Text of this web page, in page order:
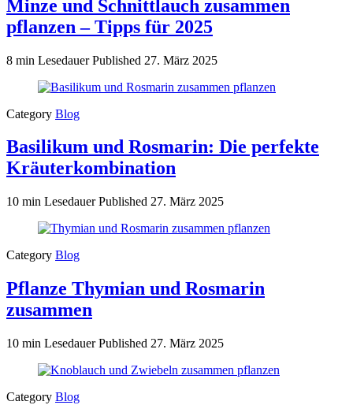
Minze und Schnittlauch zusammen
pflanzen – Tipps für 2025
8 min LesedauerPublished 27. März 2025
Category Blog
Basilikum und Rosmarin: Die perfekte
Kräuterkombination
10 min LesedauerPublished 27. März 2025
Category Blog
Pflanze Thymian und Rosmarin
zusammen
10 min LesedauerPublished 27. März 2025
Category Blog